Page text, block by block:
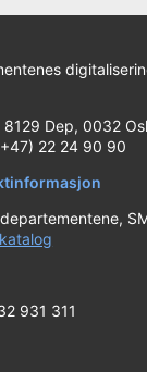
8129 Dep, 0032
22 24 90 90
931 311